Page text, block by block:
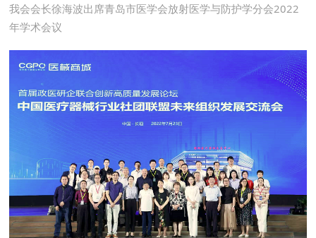
我会会长徐海波出席青岛市医学会放射医学与防护学分会2022
年学术会议